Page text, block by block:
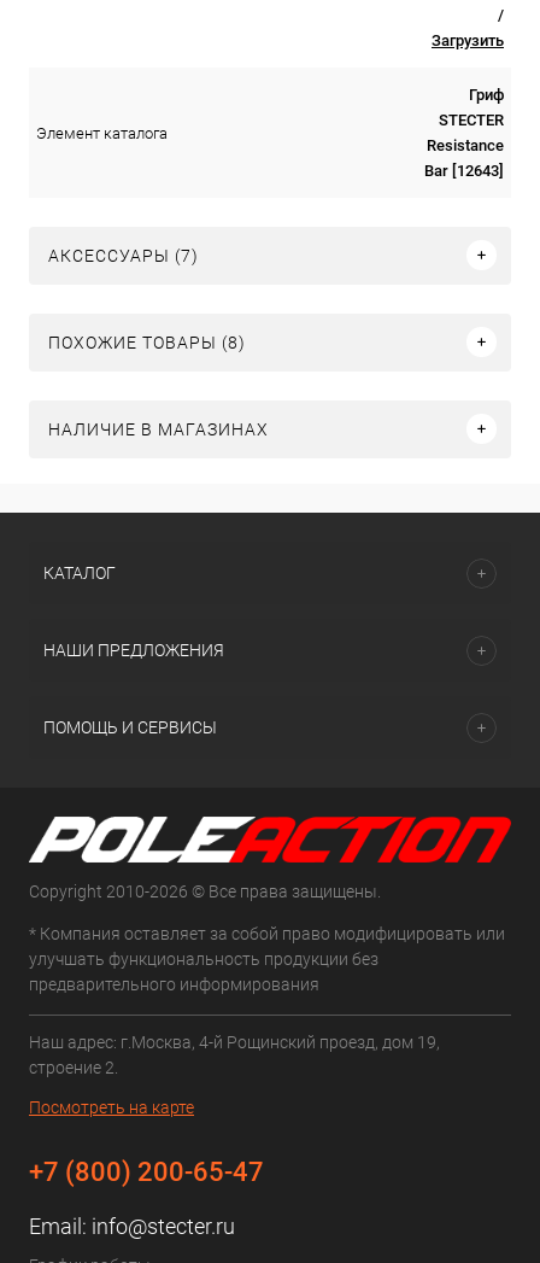
/
Загрузить
Элемент каталога
Гриф
STECTER
Resistance
Bar [12643]
АКСЕССУАРЫ (7)
ПОХОЖИЕ ТОВАРЫ (8)
НАЛИЧИЕ В МАГАЗИНАХ
КАТАЛОГ
НАШИ ПРЕДЛОЖЕНИЯ
ПОМОЩЬ И СЕРВИСЫ
Copyright 2010-2026 © Все права защищены.
* Компания оставляет за собой право модифицировать или
улучшать функциональность продукции без
предварительного информирования
Наш адрес: г.Москва, 4-й Рощинский проезд, дом 19,
строение 2.
Посмотреть на карте
+7 (800) 200-65-47
Email: info@stecter.ru